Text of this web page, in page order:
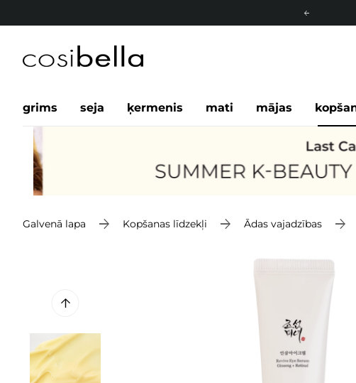
grims seja ķermenis mati mājas
Galvenā lapa Kopšanas līdzekļi Ādas vajadzības